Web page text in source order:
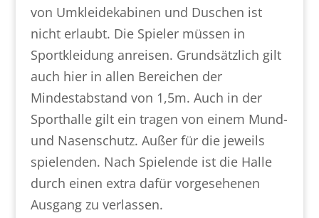
von Umkleidekabinen und Duschen ist
nicht erlaubt. Die Spieler müssen in
Sportkleidung anreisen. Grundsätzlich gilt
auch hier in allen Bereichen der
Mindestabstand von 1,5m. Auch in der
Sporthalle gilt ein tragen von einem Mund-
und Nasenschutz. Außer für die jeweils
spielenden. Nach Spielende ist die Halle
durch einen extra dafür vorgesehenen
Ausgang zu verlassen.